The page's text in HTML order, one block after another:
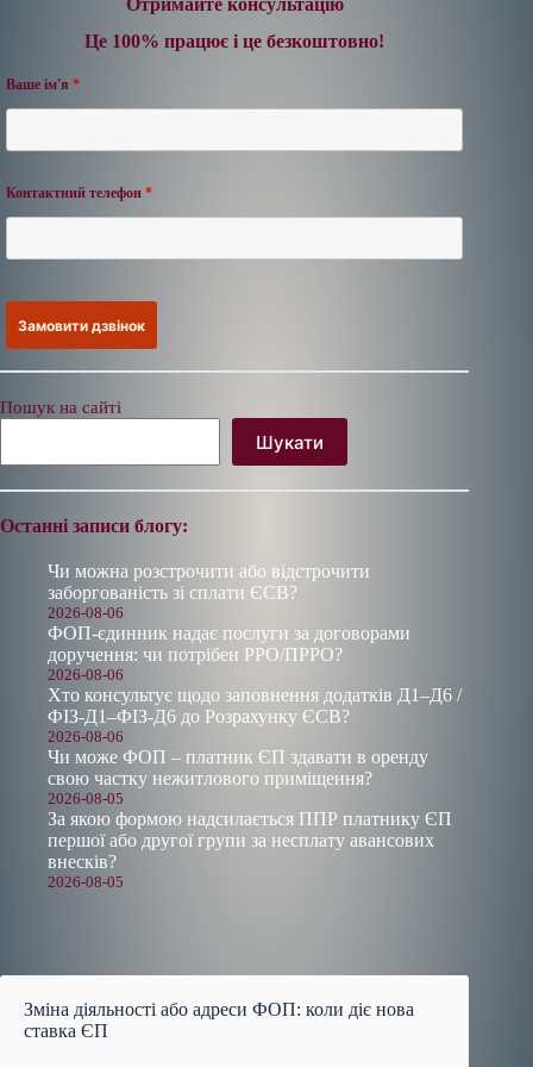
Зміна діяльності або адреси ФОП: коли діє нова
ставка ЄП
Це 100% працює і це безкоштовно!
Ваше ім'я *
Контактний телефон *
Пошук на сайті
Шукати
Останні записи блогу:
Чи можна розстрочити або відстрочити
заборгованість зі сплати ЄСВ?
2026-08-06
ФОП-єдинник надає послуги за договорами
доручення: чи потрібен РРО/ПРРО?
2026-08-06
Хто консультує щодо заповнення додатків Д1–Д6 /
ФІЗ-Д1–ФІЗ-Д6 до Розрахунку ЄСВ?
2026-08-06
Чи може ФОП – платник ЄП здавати в оренду
свою частку нежитлового приміщення?
2026-08-05
За якою формою надсилається ППР платнику ЄП
першої або другої групи за несплату авансових
внесків?
2026-08-05